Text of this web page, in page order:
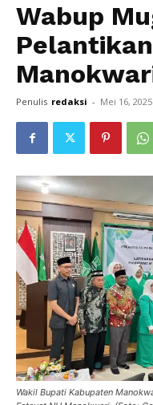
Wabup
Penulis redaksi - Mei 16, 2025
Wakil Bupati Kabupaten